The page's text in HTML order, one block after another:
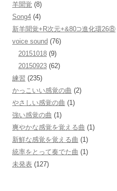
羊聞覚 (8)
Song4 (4)
新羊聞覚+R次元+&80⊃進化環26⑧
voice sound (76)
20151018 (9)
20150923 (62)
練習 (235)
かっこいい感覚の曲 (2)
やさしい感覚の曲 (1)
強い感覚の曲 (1)
爽やかな感覚を覚える曲 (1)
新鮮な感覚を覚える曲 (1)
統率をとって奏でた曲 (1)
未発表 (127)